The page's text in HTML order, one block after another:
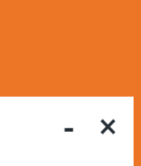
- ×